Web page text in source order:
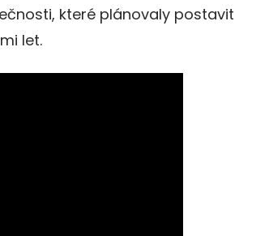
které plánovaly postavit
let.